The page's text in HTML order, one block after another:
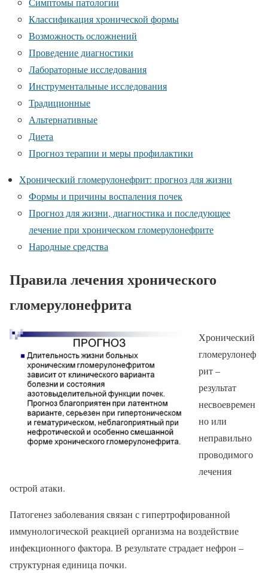
Классификация хронической формы
Возможность осложнений
Проведение диагностики
Лабораторные исследования
Инструментальные исследования
Традиционные
Альтернативные
Диета
Прогноз терапии и меры профилактики
Хронический гломерулонефрит: прогноз для жизни
Формы и причины воспаления почек
Прогноз для жизни, диагностика и последующее
лечение при хроническом гломерулонефрите
Народные средства
Правила лечения хронического
гломерулонефрита
Хронический
гломерулонеф
рит –
результат
несвоевремен
но или
неправильно
проводимого
лечения
острой атаки.
Патогенез заболевания связан с гипертрофированной
иммунологической реакцией организма на воздействие
инфекционного фактора. В результате страдает нефрон –
структурная единица почки.